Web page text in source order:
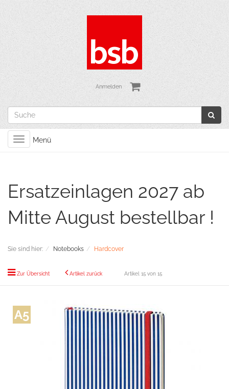
Anmelden
Toggle
navigation
Menü
Ersatzeinlagen 2027 ab
Mitte August bestellbar !
Sie sind hier: Notebooks Hardcover
Zur Übersicht Artikel zurück Artikel 15 von 15
A5